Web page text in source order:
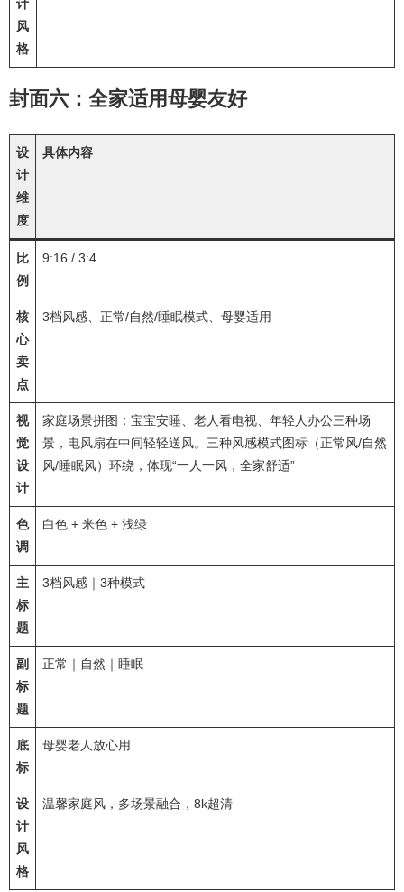
计
风
格
封面六：全家适用母婴友好
设
计
维
度
具体内容
比
例
9:16 / 3:4
核
心
卖
点
3档风感、正常/自然/睡眠模式、母婴适用
视
觉
设
计
家庭场景拼图：宝宝安睡、老人看电视、年轻人办公三种场
景，电风扇在中间轻轻送风。三种风感模式图标（正常风/自然
风/睡眠风）环绕，体现“一人一风，全家舒适”
色
调
白色 + 米色 + 浅绿
主
标
题
3档风感｜3种模式
副
标
题
正常｜自然｜睡眠
底
标
母婴老人放心用
设
计
风
格
温馨家庭风，多场景融合，8k超清